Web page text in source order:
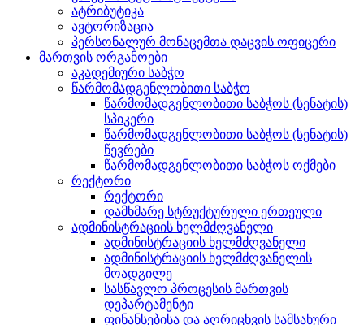
ატრიბუტიკა
ავტორიზაცია
პერსონალურ მონაცემთა დაცვის ოფიცერი
მართვის ორგანოები
აკადემიური საბჭო
წარმომადგენლობითი საბჭო
წარმომადგენლობითი საბჭოს (სენატის)
სპიკერი
წარმომადგენლობითი საბჭოს (სენატის)
წევრები
წარმომადგენლობითი საბჭოს ოქმები
რექტორი
რექტორი
დამხმარე სტრუქტურული ერთეული
ადმინისტრაციის ხელმძღვანელი
ადმინისტრაციის ხელმძღვანელი
ადმინისტრაციის ხელმძღვანელის
მოადგილე
სასწავლო პროცესის მართვის
დეპარტამენტი
ფინანსებისა და აღრიცხვის სამსახური